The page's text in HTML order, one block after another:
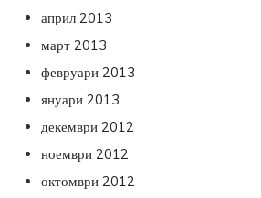
април 2013
март 2013
февруари 2013
януари 2013
декември 2012
ноември 2012
октомври 2012